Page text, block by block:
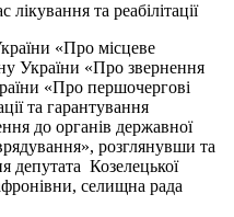
та реабілітації
«Про місцеве
України «Про звернення
«Про першочергові
та гарантування
до органів державної
розглянувши та
депутата Козелецької
селищна рада